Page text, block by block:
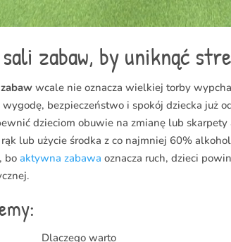
zabaw, by uniknąć
wcale nie oznacza wielkiej torby
wygodę, bezpieczeństwo i spokój dziecka już
dzieciom obuwie na zmianę lub
lub użycie środka z co najmniej 60%
boaktywna zabawa oznacza ruch, dzieci
Dlaczego warto